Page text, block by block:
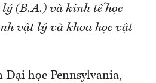
(B.A.) và kinh tế học
vật lý và khoa học vật
Đại học Pennsylvania,